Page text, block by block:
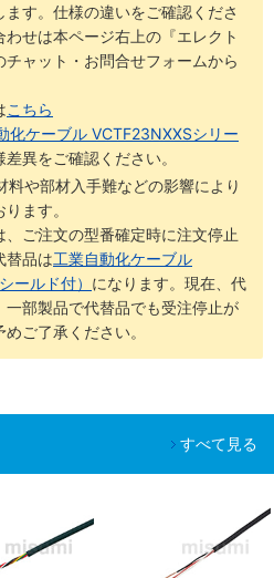
す。仕様の違いをご確認くださ
せは本ページ右上の『エレクト
ャット・お問合せフォームから
こちら
化ケーブル VCTF23NXXSシリー
異をご確認ください。
料や部材入手難などの影響により
ます。
ご注文の型番確定時に注文停止
替品は工業自動化ケーブル
ールド付） になります。現在、代
部製品で代替品でも受注停止が
ご了承ください。
すべて見る